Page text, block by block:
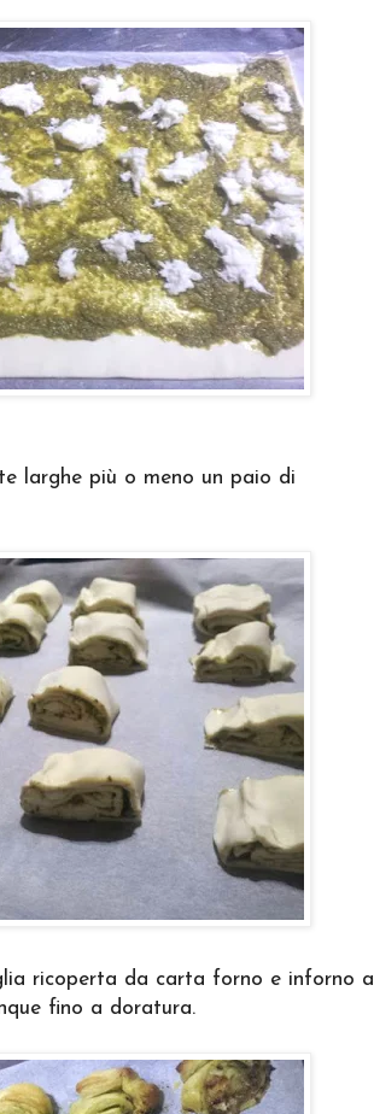
larghe più o meno un paio di
ricoperta da carta forno e inforno a
fino a doratura.